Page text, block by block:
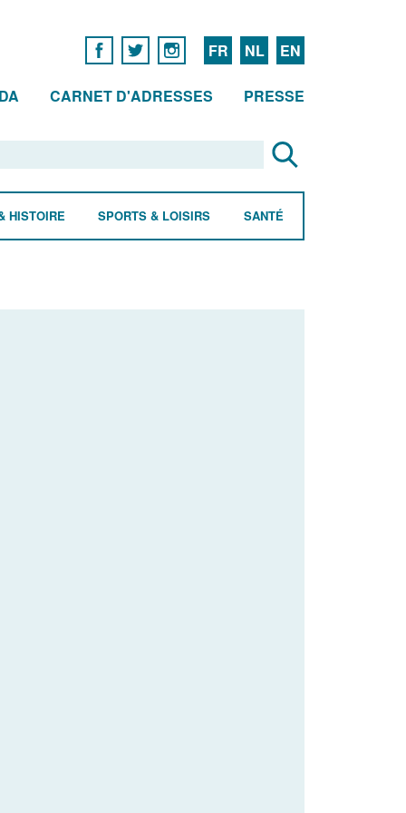
FR NL EN
CARNET D'ADRESSES PRESSE
HISTOIRE SPORTS & LOISIRS SANTÉ